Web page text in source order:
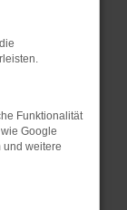
dein
Funktionalität
Google
und weitere